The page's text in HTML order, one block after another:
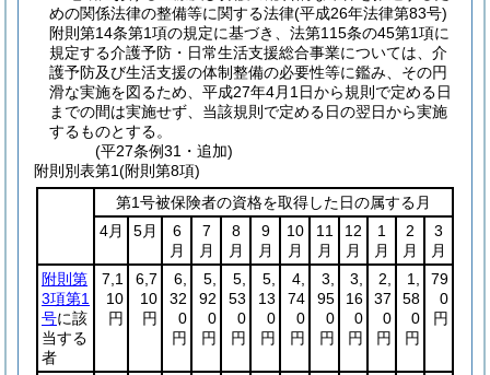
めの関係法律の整備等に関する法律(平成26年法律第83号)
附則第14条第1項の規定に基づき、法第115条の45第1項に
規定する介護予防・日常生活支援総合事業については、介
護予防及び生活支援の体制整備の必要性等に鑑み、その円
滑な実施を図るため、平成27年4月1日から規則で定める日
までの間は実施せず、当該規則で定める日の翌日から実施
するものとする。
(平27条例31・追加)
附則別表第1(附則第8項)
第1号被保険者の資格を取得した日の属する月
4月
5月
6
月
7
月
8
月
9
月
10
月
11
月
12
月
1
月
2
月
3
月
附則第
3項第1
号に該
当する
者
7,1
10
円
6,7
10
円
6,
32
0
円
5,
92
0
円
5,
53
0
円
5,
13
0
円
4,
74
0
円
3,
95
0
円
3,
16
0
円
2,
37
0
円
1,
58
0
円
79
0
円